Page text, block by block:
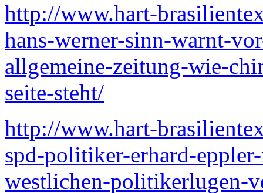
http://www.hart-
hans-werner-sinn-warnt-
allgemeine-zeitung-wie-
seite-steht/
http://www.hart-
spd-politiker-erhard-
westlichen-politikerlugen-